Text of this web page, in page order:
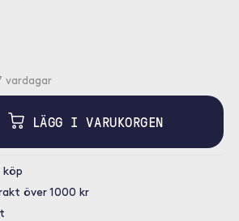
vardagar
LÄGG I VARUKORGEN
köp
över 1000 kr